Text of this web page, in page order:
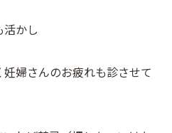
かし
婦さんのお疲れも診させて